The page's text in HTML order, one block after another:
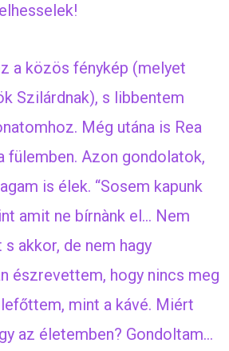
a közös fénykép (melyet
Szilárdnak), s libbentem
Még utána is Rea
fülemben. Azon gondolatok,
is élek. “Sosem kapunk
amit ne bírnànk el… Nem
akkor, de nem hagy
észrevettem, hogy nincs meg
mint a kávé. Miért
az életemben? Gondoltam…